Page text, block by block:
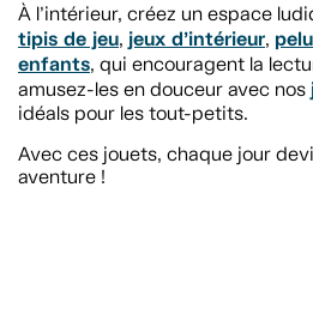
À l’intérieur, créez un espace
tipis de jeu, jeux d’intérieur,
enfants, qui encouragent la
amusez-les en douceur avec nos
idéals pour les tout-petits.
Avec ces jouets, chaque jour
aventure !